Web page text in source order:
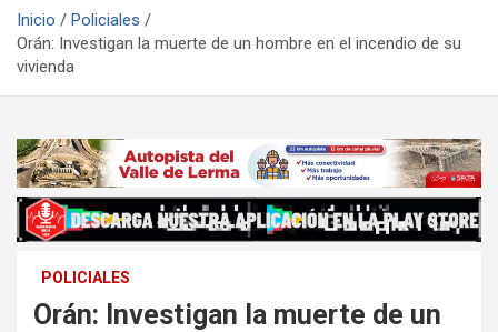
Inicio
Policiales
Orán: Investigan la muerte de un hombre en el incendio de su
vivienda
POLICIALES
Orán: Investigan la muerte de un